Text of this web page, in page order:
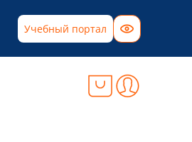
Учебный портал